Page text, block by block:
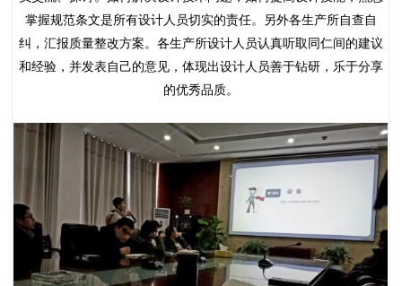
掌握规范条文是所有设计人员切实的责任。另外各生产所自查自
纠，汇报质量整改方案。各生产所设计人员认真听取同仁间的建议
和经验，并发表自己的意见，体现出设计人员善于钻研，乐于分享
的优秀品质。